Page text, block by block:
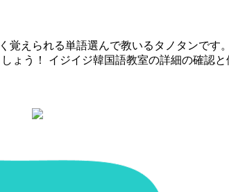
えられる単語選んで教いるタノタンです
ょう！ イジイジ韓国語教室の詳細の確認